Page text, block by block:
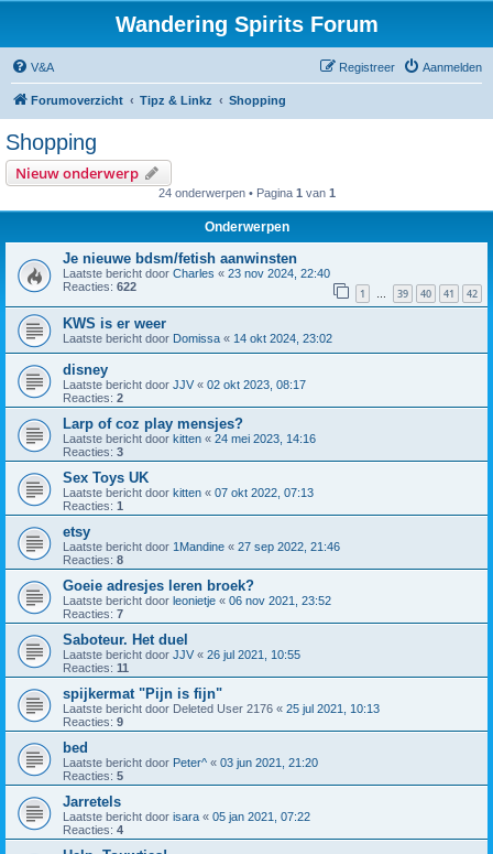
Wandering Spirits Forum
V&A Aanmelden
Registreer
Forumoverzicht Tipz & Linkz Shopping
Shopping
Nieuw onderwerp
24 onderwerpen • Pagina 1 van 1
Onderwerpen
Je nieuwe bdsm/fetish aanwinsten
Laatste bericht door Charles « 23 nov 2024, 22:40
Reacties: 622 1 … 39 40 41 42
KWS is er weer
Laatste bericht door Domissa « 14 okt 2024, 23:02
disney
Laatste bericht door JJV « 02 okt 2023, 08:17
Reacties: 2
Larp of coz play mensjes?
Laatste bericht door kitten « 24 mei 2023, 14:16
Reacties: 3
Sex Toys UK
Laatste bericht door kitten « 07 okt 2022, 07:13
Reacties: 1
etsy
Laatste bericht door 1Mandine « 27 sep 2022, 21:46
Reacties: 8
Goeie adresjes leren broek?
Laatste bericht door leonietje « 06 nov 2021, 23:52
Reacties: 7
Saboteur. Het duel
Laatste bericht door JJV « 26 jul 2021, 10:55
Reacties: 11
spijkermat "Pijn is fijn"
Laatste bericht door Deleted User 2176 « 25 jul 2021, 10:13
Reacties: 9
bed
Laatste bericht door Peter^ « 03 jun 2021, 21:20
Reacties: 5
Jarretels
Laatste bericht door isara « 05 jan 2021, 07:22
Reacties: 4